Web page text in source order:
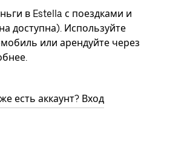
в Estella с поездками и
доступна). Используйте
или арендуйте через
есть аккаунт? Вход